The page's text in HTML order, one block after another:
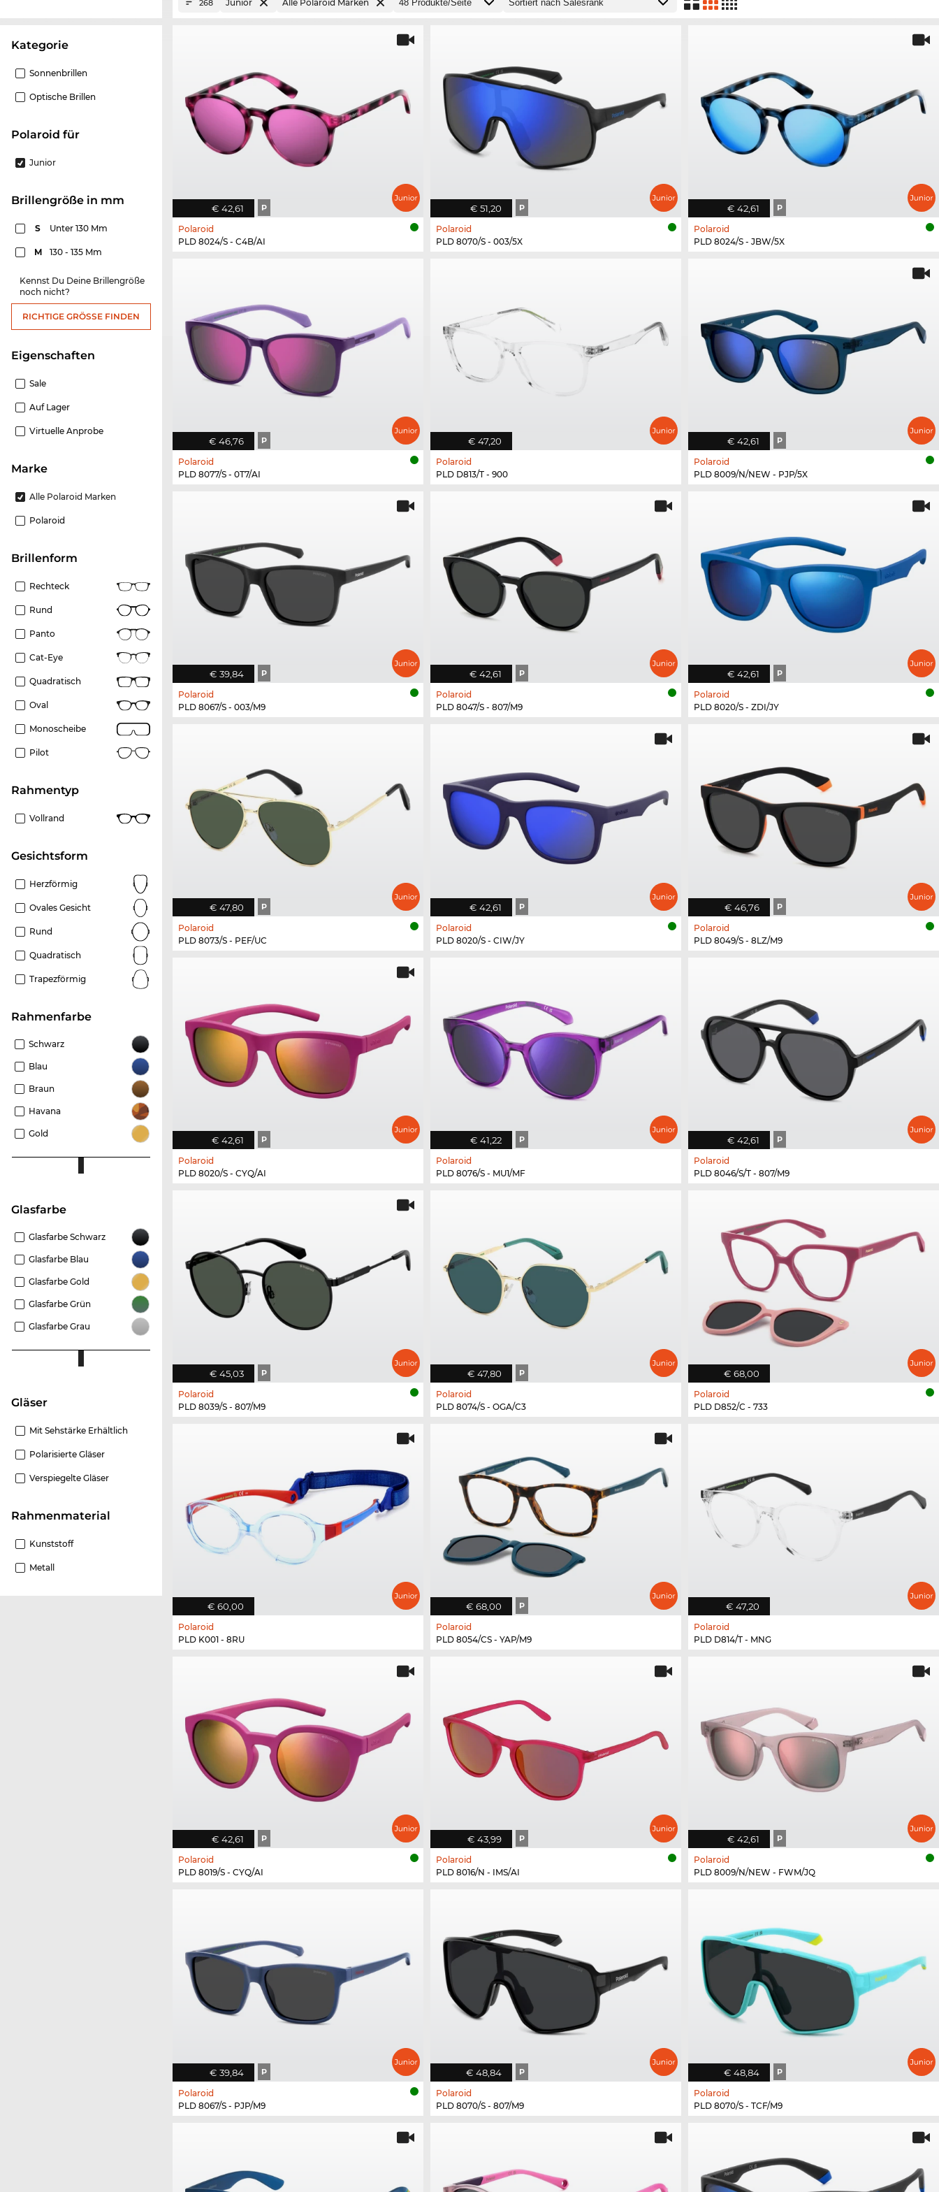
Kategorie
Sonnenbrillen
Optische Brillen
Polaroid für
Junior
Brillengröße in mm
S Unter 130 Mm
M 130 - 135 Mm
Kennst Du Deine Brillengröße
noch nicht?
RICHTIGE GRÖSSE FINDEN
Eigenschaften
Sale
Auf Lager
Virtuelle Anprobe
Marke
Alle Polaroid Marken
Polaroid
Brillenform
Rechteck
Rund
Panto
Cat-Eye
Quadratisch
Oval
Monoscheibe
Pilot
Rahmentyp
Vollrand
Gesichtsform
Herzförmig
Ovales Gesicht
Rund
Quadratisch
Trapezförmig
Rahmenfarbe
Schwarz
Blau
Braun
Havana
Gold
Glasfarbe
Glasfarbe Schwarz
Glasfarbe Blau
Glasfarbe Gold
Glasfarbe Grün
Glasfarbe Grau
Gläser
Mit Sehstärke Erhältlich
Polarisierte Gläser
Verspiegelte Gläser
Rahmenmaterial
Kunststoff
Metall
268 Junior Alle Polaroid Marken
€ 42,61 P
Polaroid
PLD 8024/S - C4B/AI
€ 51,20 P
Polaroid
PLD 8070/S - 003/5X
€ 42,61 P
Polaroid
PLD 8024/S - JBW/5X
€ 46,76 P
Polaroid
PLD 8077/S - 0T7/AI
€ 47,20
Polaroid
PLD D813/T - 900
€ 42,61 P
Polaroid
PLD 8009/N/NEW - PJP/5X
€ 39,84 P
Polaroid
PLD 8067/S - 003/M9
€ 42,61 P
Polaroid
PLD 8047/S - 807/M9
€ 42,61 P
Polaroid
PLD 8020/S - ZDI/JY
€ 47,80 P
Polaroid
PLD 8073/S - PEF/UC
€ 42,61 P
Polaroid
PLD 8020/S - CIW/JY
€ 46,76 P
Polaroid
PLD 8049/S - 8LZ/M9
€ 42,61 P
Polaroid
PLD 8020/S - CYQ/AI
€ 41,22 P
Polaroid
PLD 8076/S - MU1/MF
€ 42,61 P
Polaroid
PLD 8046/S/T - 807/M9
€ 45,03 P
Polaroid
PLD 8039/S - 807/M9
€ 47,80 P
Polaroid
PLD 8074/S - OGA/C3
€ 68,00
Polaroid
PLD D852/C - 733
€ 60,00
Polaroid
PLD K001 - 8RU
€ 68,00 P
Polaroid
PLD 8054/CS - YAP/M9
€ 47,20
Polaroid
PLD D814/T - MNG
€ 42,61 P
Polaroid
PLD 8019/S - CYQ/AI
€ 43,99 P
Polaroid
PLD 8016/N - IMS/AI
€ 42,61 P
Polaroid
PLD 8009/N/NEW - FWM/JQ
€ 39,84 P
Polaroid
PLD 8067/S - PJP/M9
€ 48,84 P
Polaroid
PLD 8070/S - 807/M9
€ 48,84 P
Polaroid
PLD 8070/S - TCF/M9